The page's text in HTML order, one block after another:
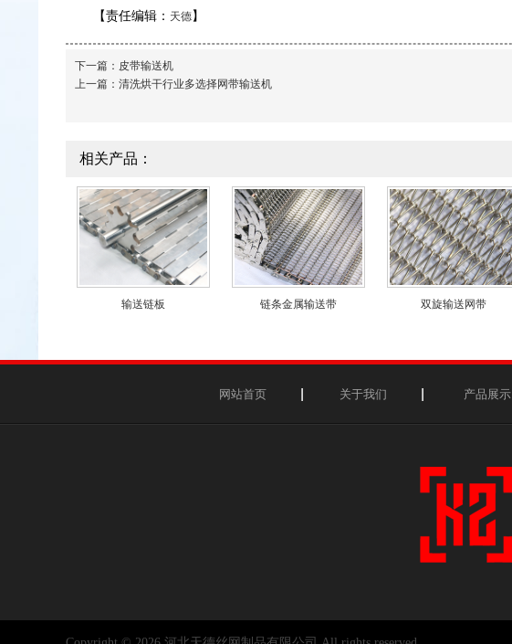
【责任编辑： 天德】
下一篇： 皮带输送机
上一篇： 清洗烘干行业多选择网带输送机
相关产品：
输送链板 链条金属输送带 双旋输送网带
网站首页 关于我们 产品展示